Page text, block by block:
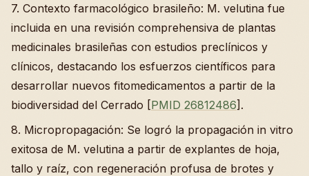
7. Contexto farmacológico brasileño: M. velutina fue
incluida en una revisión comprehensiva de plantas
medicinales brasileñas con estudios preclínicos y
clínicos, destacando los esfuerzos científicos para
desarrollar nuevos fitomedicamentos a partir de la
biodiversidad del Cerrado [PMID 26812486].
8. Micropropagación: Se logró la propagación in vitro
exitosa de M. velutina a partir de explantes de hoja,
tallo y raíz, con regeneración profusa de brotes y